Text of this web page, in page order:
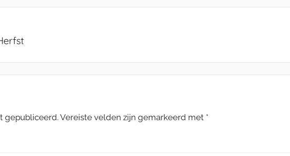
gepubliceerd. Vereiste velden zijn gemarkeerd met *